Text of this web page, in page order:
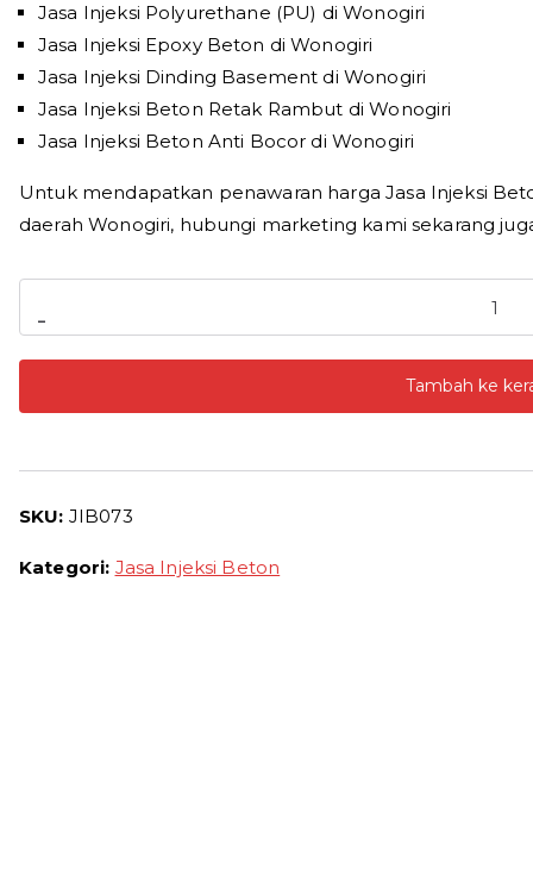
Jasa Injeksi Polyurethane (PU) di Wonogiri
Jasa Injeksi Epoxy Beton di Wonogiri
Jasa Injeksi Dinding Basement di Wonogiri
Jasa Injeksi Beton Retak Rambut di Wonogiri
Jasa Injeksi Beton Anti Bocor di Wonogiri
Untuk mendapatkan penawaran harga Jasa Injeksi
daerah Wonogiri, hubungi marketing kami sekarang
-
Jasa
Injeksi
Grouting
Termurah
Tambah ke
SKU: JIB073
Kategori: Jasa Injeksi Beton